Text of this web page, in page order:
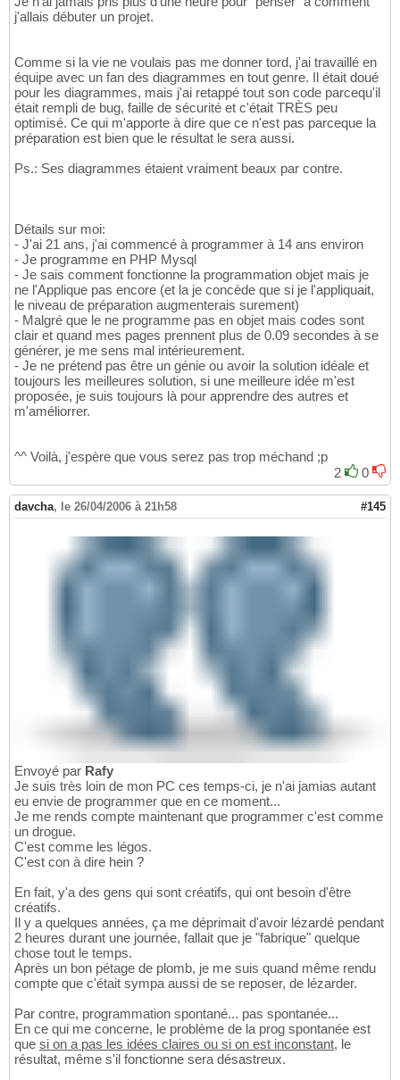
j'allais débuter un projet.
Comme si la vie ne voulais pas me donner tord, j'ai travaillé en
équipe avec un fan des diagrammes en tout genre. Il était doué
pour les diagrammes, mais j'ai retappé tout son code parcequ'il
était rempli de bug, faille de sécurité et c'était TRÈS peu
optimisé. Ce qui m'apporte à dire que ce n'est pas parceque la
préparation est bien que le résultat le sera aussi.
Ps.: Ses diagrammes étaient vraiment beaux par contre.
Détails sur moi:
- J'ai 21 ans, j'ai commencé à programmer à 14 ans environ
- Je programme en PHP Mysql
- Je sais comment fonctionne la programmation objet mais je
ne l'Applique pas encore (et la je concède que si je l'appliquait,
le niveau de préparation augmenterais surement)
- Malgré que le ne programme pas en objet mais codes sont
clair et quand mes pages prennent plus de 0.09 secondes à se
générer, je me sens mal intérieurement.
- Je ne prétend pas être un génie ou avoir la solution idéale et
toujours les meilleures solution, si une meilleure idée m'est
proposée, je suis toujours là pour apprendre des autres et
m'améliorrer.
^^ Voilà, j'espère que vous serez pas trop méchand ;p
2
0
davcha, le 26/04/2006 à 21h58 #145
Envoyé par Rafy
Je suis très loin de mon PC ces temps-ci, je n'ai jamias autant
eu envie de programmer que en ce moment...
Je me rends compte maintenant que programmer c'est comme
un drogue.
C'est comme les légos.
C'est con à dire hein ?
En fait, y'a des gens qui sont créatifs, qui ont besoin d'être
créatifs.
Il y a quelques années, ça me déprimait d'avoir lézardé pendant
2 heures durant une journée, fallait que je "fabrique" quelque
chose tout le temps.
Après un bon pétage de plomb, je me suis quand même rendu
compte que c'était sympa aussi de se reposer, de lézarder.
Par contre, programmation spontané... pas spontanée...
En ce qui me concerne, le problème de la prog spontanée est
que si on a pas les idées claires ou si on est inconstant, le
résultat, même s'il fonctionne sera désastreux.